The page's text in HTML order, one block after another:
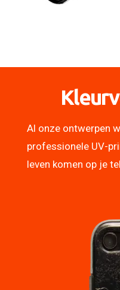
Al onze ontwerpen
professionele UV-
leven komen op je